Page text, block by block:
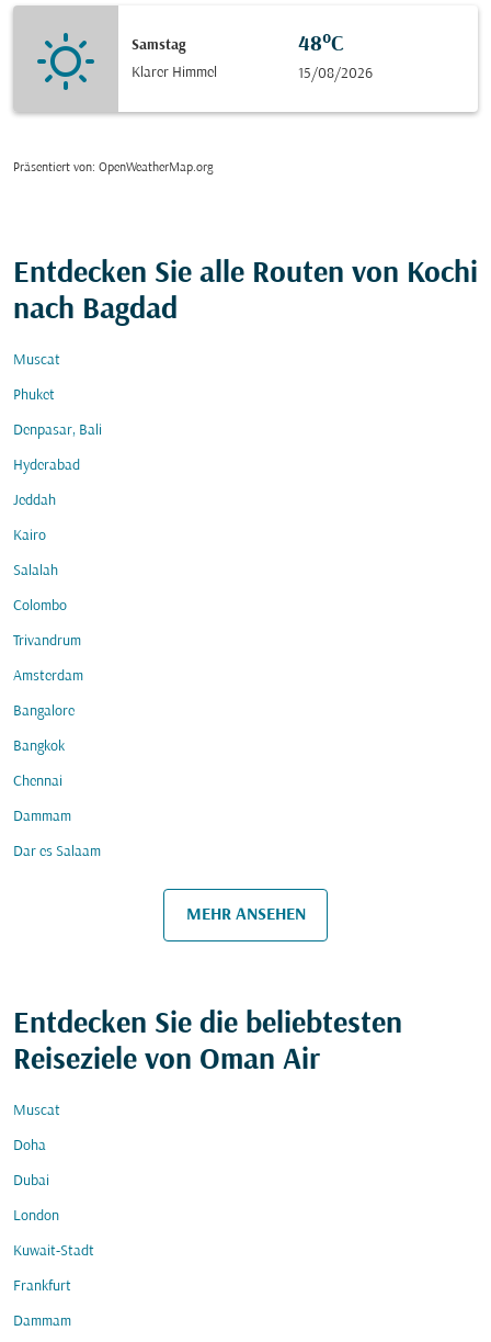
Samstag
Klarer Himmel
48°C
15/08/2026
Präsentiert von: OpenWeatherMap.org
Entdecken Sie alle Routen von Kochi
nach Bagdad
Muscat
Phuket
Denpasar, Bali
Hyderabad
Jeddah
Kairo
Salalah
Colombo
Trivandrum
Amsterdam
Bangalore
Bangkok
Chennai
Dammam
Dar es Salaam
MEHR ANSEHEN
Entdecken Sie die beliebtesten
Reiseziele von Oman Air
Muscat
Doha
Dubai
London
Kuwait-Stadt
Frankfurt
Dammam